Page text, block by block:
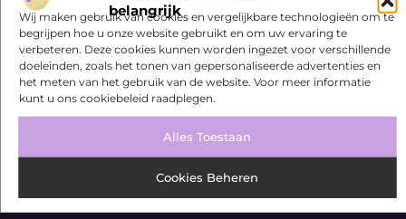
belangrijk
Wij maken gebruik van cookies en vergelijkbare technologieën om te
begrijpen hoe u onze website gebruikt en om uw ervaring te
verbeteren. Deze cookies kunnen worden ingezet voor verschillende
doeleinden, zoals het tonen van gepersonaliseerde advertenties en
het meten van het gebruik van de website. Voor meer informatie
kunt u ons cookiebeleid raadplegen.
Alles Toestaan
Cookies Beheren
Ivonnedekoning.nl is dé plek voor algemene blogs over
diverse onderwerpen. Of je nu op zoek bent naar
inspiratie, je kennis wilt delen of een samenwerking
wilt starten, bij ons ben je op de juiste plaats. Heb je
interesse om zelf te bloggen? Neem dan contact met
ons op en sluit je aan bij onze community.